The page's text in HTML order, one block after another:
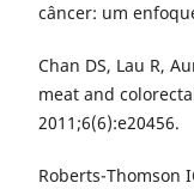
câncer: um
Chan DS, Lau R,
meat and
2011;6(6):e20456.
Roberts-Thomson